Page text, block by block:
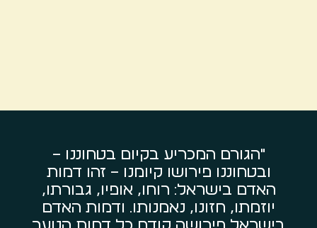
"הגורם המכריע בקיום בטחוננו –
ובטחוננו פירושו קיומנו – זהו דמות
האדם בישראל: רוחו, אופיו, גבורתו,
יוזמתו, חזונו, נאמנותו. ודמות האדם